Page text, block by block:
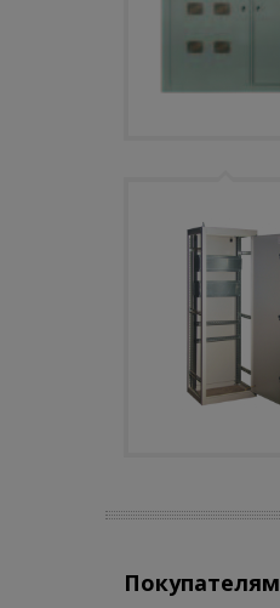
Покупателям